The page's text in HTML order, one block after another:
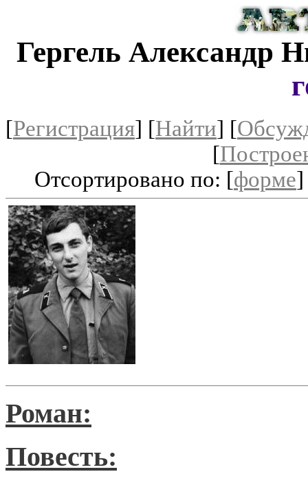
Гергель Александр
[Регистрация] [Найти] [
[
Отсортировано по: [форме
Роман:
Повесть: